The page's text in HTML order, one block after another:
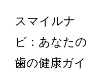
スマイルナ
ビ：あなたの
歯の健康ガイ